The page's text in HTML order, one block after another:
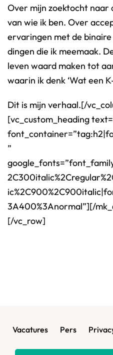
Over mijn zoektocht naar
van wie ik ben. Over
ervaringen met de
dingen die ik meemaak.
leven waard maken tot
waarin ik denk ‘Wat een
Dit is mijn verhaal.[/
[vc_custom_heading
”
3A400%3Anormal”][/
[/vc_row]
Vacatures Pers